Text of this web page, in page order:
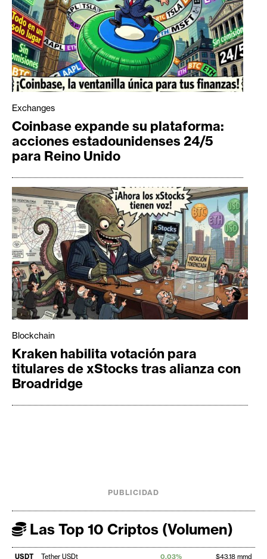
Exchanges
Coinbase expande su plataforma:
acciones estadounidenses 24/5
para Reino Unido
Blockchain
Kraken habilita votación para
titulares de xStocks tras alianza con
Broadridge
PUBLICIDAD
Las Top 10 Criptos (Volumen)
USDT Tether USDt 0,03% $43,18 mmd